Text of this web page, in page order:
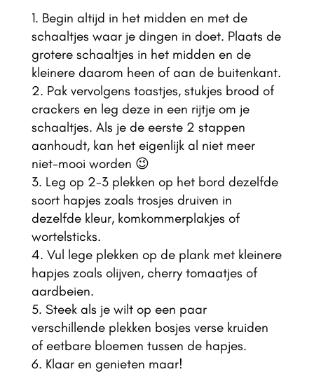
Begin altijd in het midden en met de
schaaltjes waar je dingen in doet. Plaats de
grotere schaaltjes in het midden en de
kleinere daarom heen of aan de buitenkant.
Pak vervolgens toastjes, stukjes brood of
crackers en leg deze in een rijtje om je
schaaltjes. Als je de eerste 2 stappen
aanhoudt, kan het eigenlijk al niet meer
niet-mooi worden 😉
Leg op 2-3 plekken op het bord dezelfde
soort hapjes zoals trosjes druiven in
dezelfde kleur, komkommerplakjes of
wortelsticks.
Vul lege plekken op de plank met kleinere
hapjes zoals olijven, cherry tomaatjes of
aardbeien.
Steek als je wilt op een paar
verschillende plekken bosjes verse kruiden
of eetbare bloemen tussen de hapjes.
Klaar en genieten maar!